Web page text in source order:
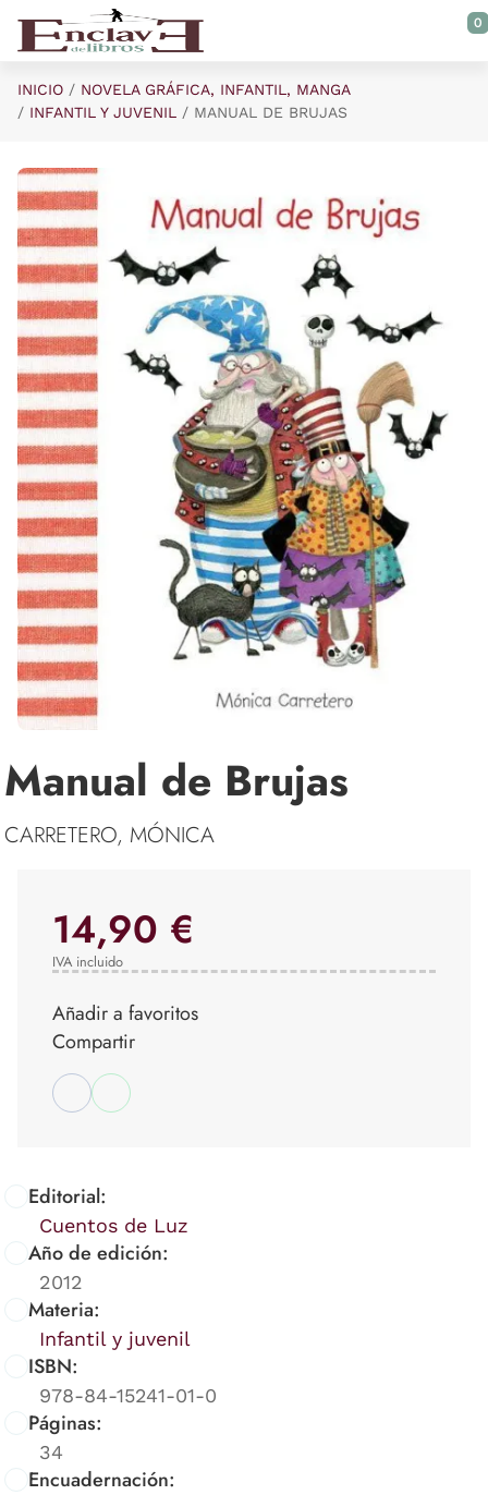
Saltar al contenido principal
0
INICIO
NOVELA GRÁFICA, INFANTIL, MANGA
INFANTIL Y JUVENIL
MANUAL DE BRUJAS
Manual de Brujas
CARRETERO, MÓNICA
Editorial:
Cuentos de Luz
Año de edición:
2012
Materia:
Infantil y juvenil
ISBN:
978-84-15241-01-0
Páginas:
34
Encuadernación:
14,90 €
IVA incluido
Añadir a favoritos
Compartir